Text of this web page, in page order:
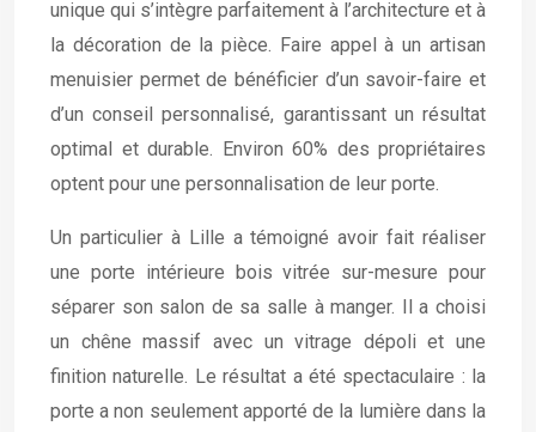
unique qui s’intègre parfaitement à l’architecture et à
la décoration de la pièce. Faire appel à un artisan
menuisier permet de bénéficier d’un savoir-faire et
d’un conseil personnalisé, garantissant un résultat
optimal et durable. Environ 60% des propriétaires
optent pour une personnalisation de leur porte.
Un particulier à Lille a témoigné avoir fait réaliser
une porte intérieure bois vitrée sur-mesure pour
séparer son salon de sa salle à manger. Il a choisi
un chêne massif avec un vitrage dépoli et une
finition naturelle. Le résultat a été spectaculaire : la
porte a non seulement apporté de la lumière dans la